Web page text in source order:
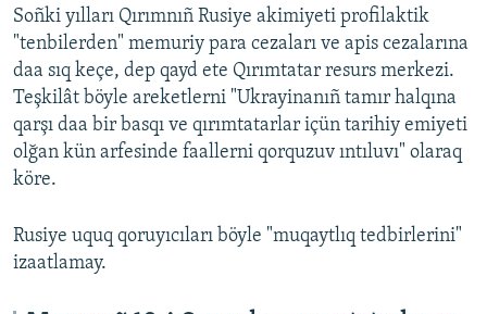
Soñki yılları Qırımnıñ Rusiye akimiyeti profilaktik
"tenbilerden" memuriy para cezaları ve apis cezalarına
daa sıq keçe, dep qayd ete Qırımtatar resurs merkezi.
Teşkilât böyle areketlerni "Ukrayinanıñ tamır halqına
qarşı daa bir basqı ve qırımtatarlar içün tarihiy emiyeti
olğan kün arfesinde faallerni qorquzuv ıntıluvı" olaraq
köre.
Rusiye uquq qoruyıcıları böyle "muqaytlıq tedbirlerini"
izaatlamay.